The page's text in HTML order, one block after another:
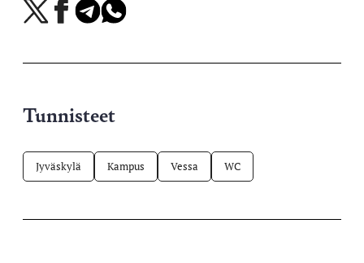
Jaa
X-
Jaa
Facebookissa
Jaa
Telegramissa
Jaa
WhatsAppissa
Tunnisteet
Jyväskylä Kampus Vessa WC